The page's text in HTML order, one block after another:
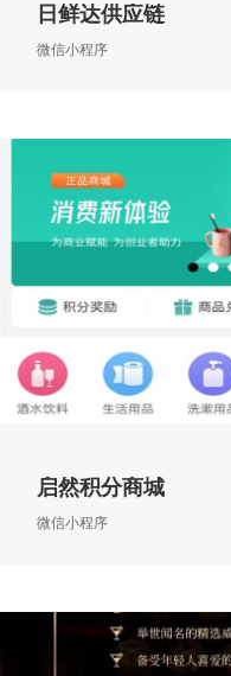
日鲜达供应链
微信小程序
启然积分商城
微信小程序